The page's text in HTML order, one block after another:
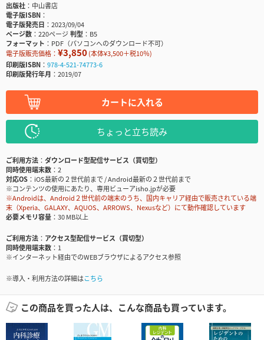
出版社
中山書店
電子版ISBN
電子版発売日
2023/09/04
ページ数
220ページ判型
B5
フォーマット
PDF（パソコンへのダウンロード不可）
電子版販売価格： ¥3,850(本体¥3,500＋税10％)
印刷版ISBN
978-4-521-74773-6
印刷版発行年月
2019/07
カートに入れる
ちょっと立ち読み
ご利用方法
ダウンロード型配信サービス（買切型）
同時使用端末数
2
対応OS
iOS最新の２世代前まで / Android最新の２世代前まで
※コンテンツの使用にあたり、専用ビューアisho.jpが必要
※Androidは、Android２世代前の端末のうち、国内キャリア経由で販売されている端
末（Xperia、GALAXY、AQUOS、ARROWS、Nexusなど）にて動作確認しています
必要メモリ容量
30 MB以上
ご利用方法
アクセス型配信サービス（買切型）
同時使用端末数
1
※インターネット経由でのWEBブラウザによるアクセス参照
※導入・利用方法の詳細はこちら
この商品を買った人は、こんな商品も買っています。